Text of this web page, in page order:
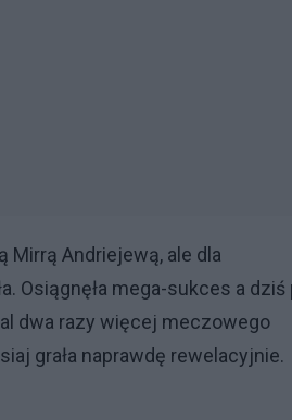
Mirrą Andriejewą, ale dla
Osiągnęła mega-sukces a dziś
dwa razy więcej meczowego
grała naprawdę rewelacyjnie.